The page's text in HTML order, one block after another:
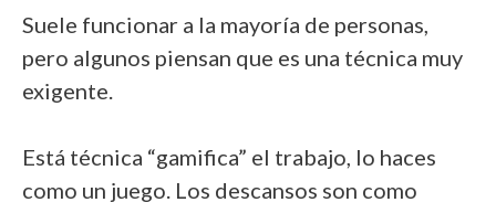
Suele funcionar a la mayoría de personas,
pero algunos piensan que es una técnica muy
exigente.
Está técnica “gamifica” el trabajo, lo haces
como un juego. Los descansos son como